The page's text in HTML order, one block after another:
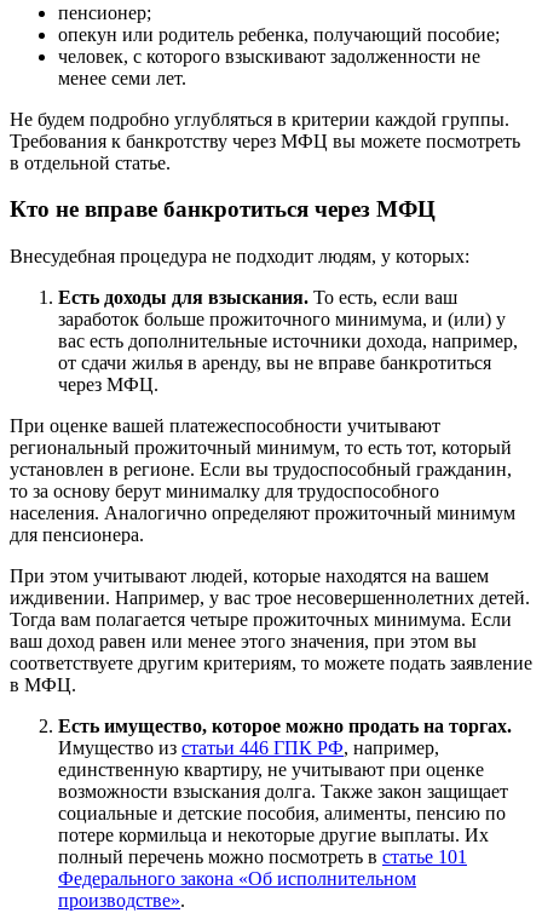
пенсионер;
опекун или родитель ребенка, получающий пособие;
человек, с которого взыскивают задолженности не
менее семи лет.
Не будем подробно углубляться в критерии каждой группы.
Требования к банкротству через МФЦ вы можете посмотреть
в отдельной статье.
Кто не вправе банкротиться через МФЦ
Внесудебная процедура не подходит людям, у которых:
Есть доходы для взыскания. То есть, если ваш
заработок больше прожиточного минимума, и (или) у
вас есть дополнительные источники дохода, например,
от сдачи жилья в аренду, вы не вправе банкротиться
через МФЦ.
При оценке вашей платежеспособности учитывают
региональный прожиточный минимум, то есть тот, который
установлен в регионе. Если вы трудоспособный гражданин,
то за основу берут минималку для трудоспособного
населения. Аналогично определяют прожиточный минимум
для пенсионера.
При этом учитывают людей, которые находятся на вашем
иждивении. Например, у вас трое несовершеннолетних детей.
Тогда вам полагается четыре прожиточных минимума. Если
ваш доход равен или менее этого значения, при этом вы
соответствуете другим критериям, то можете подать заявление
в МФЦ.
Есть имущество, которое можно продать на торгах.
Имущество из статьи 446 ГПК РФ, например,
единственную квартиру, не учитывают при оценке
возможности взыскания долга. Также закон защищает
социальные и детские пособия, алименты, пенсию по
потере кормильца и некоторые другие выплаты. Их
полный перечень можно посмотреть в статье 101
Федерального закона «Об исполнительном
производстве».